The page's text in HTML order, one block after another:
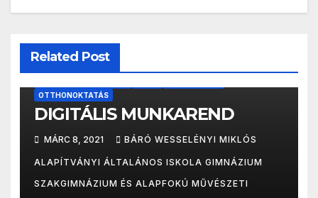
Related Post
OTTHONOKTATÁS
DIGITÁLIS MUNKAREND
MÁRC 8, 2021 BÁRÓ WESSELÉNYI MIKLÓS
ALAPÍTVÁNYI ÁLTALÁNOS ISKOLA GIMNÁZIUM
SZAKGIMNÁZIUM ÉS ALAPFOKÚ MŰVÉSZETI